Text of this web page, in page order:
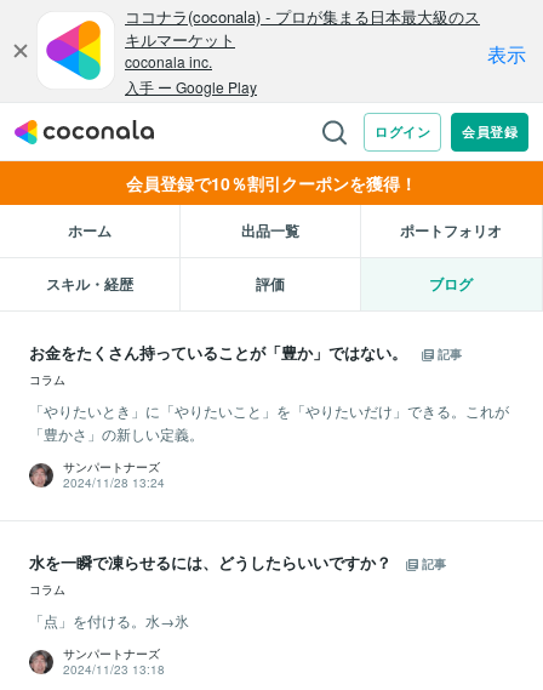
会員登録で10％割引クーポンを獲得！
ホーム 出品一覧 ポートフォリオ
スキル・経歴 評価 ブログ
お金をたくさん持っていることが「豊か」ではない。
記事
コラム
「やりたいとき」に「やりたいこと」を「やりたいだけ」できる。これが
「豊かさ」の新しい定義。
サンパートナーズ
2024/11/28 13:24
水を一瞬で凍らせるには、どうしたらいいですか？
記事
コラム
「点」を付ける。水→氷
サンパートナーズ
2024/11/23 13:18